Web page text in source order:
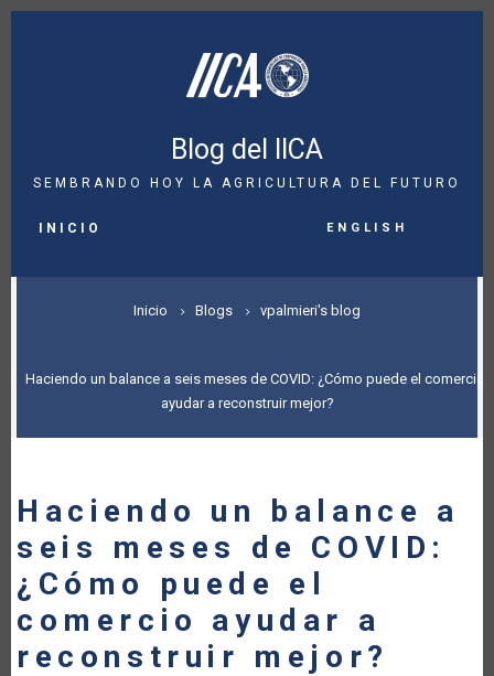
Pasar
Blog del IICA
SEMBRANDO HOY LA AGRICULTURA DEL FUTURO
NAVIGATION
INICIO English
SOBRESCRIBIR
DE
AYUDA
LA
NAVEGACIÓN
Inicio Blogs vpalmieri's blog
Haciendo un balance a seis meses de COVID: ¿Cómo puede el comercio
ayudar a reconstruir mejor?
Haciendo un balance a
seis meses de COVID:
¿Cómo puede el
comercio ayudar a
reconstruir mejor?